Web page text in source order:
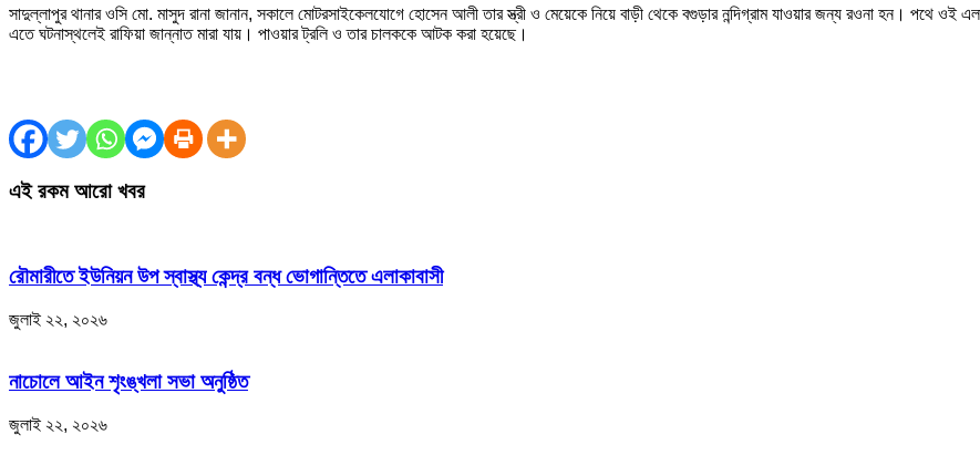
সাদুল্লাপুর থানার ওসি মো. মাসুদ রানা জানান, সকালে মোটরসাইকেলযোগে হোসেন আলী তার স্ত্রী ও মেয়েকে নিয়ে বাড়ী থেকে বগুড়ার নন্দিগ্রাম যাওয়ার জন্য রওনা হন। পথে ওই
এতে ঘটনাস্থলেই রাফিয়া জান্নাত মারা যায়। পাওয়ার ট্রলি ও তার চালককে আটক করা হয়েছে।
এই রকম আরো খবর
রৌমারীতে ইউনিয়ন উপ স্বাস্থ্য কেন্দ্র বন্ধ ভোগান্তিতে এলাকাবাসী
জুলাই ২২, ২০২৬
নাচোলে আইন শৃংঙ্খলা সভা অনুষ্ঠিত
জুলাই ২২, ২০২৬